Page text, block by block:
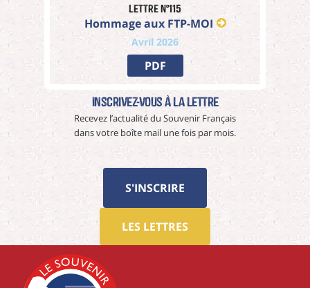
Lettre n°115
Hommage aux FTP-MOI
Avril 2026
PDF
Inscrivez-vous à La Lettre
Recevez l’actualité du Souvenir Français
dans votre boîte mail une fois par mois.
S'INSCRIRE
LES LETTRES